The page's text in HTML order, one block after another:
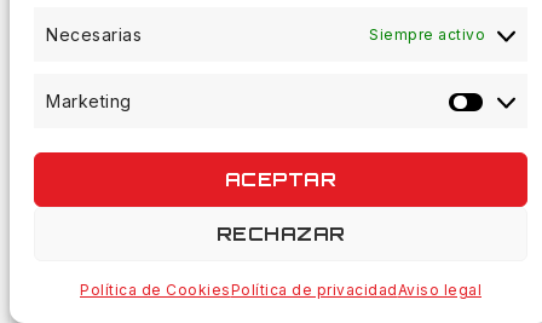
Necesarias Siempre activo
Marketing
ACEPTAR
RECHAZAR
Política de CookiesPolítica de privacidadAviso legal
Líneas
Material Y Accesorios
Plomos
Ropa De Pesca